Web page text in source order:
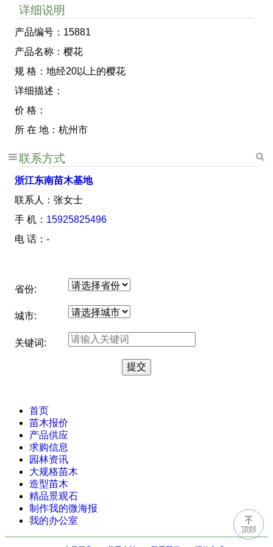
详细说明
产品编号：15881
产品名称：樱花
规 格：地经20以上的樱花
详细描述：
价 格：
所 在 地：杭州市
联系方式
浙江东南苗木基地
联系人：张女士
手 机： 15925825496
电 话：-
省份:
城市:
关键词:
首页
苗木报价
产品供应
求购信息
园林资讯
大规格苗木
造型苗木
精品景观石
制作我的微海报
我的办公室